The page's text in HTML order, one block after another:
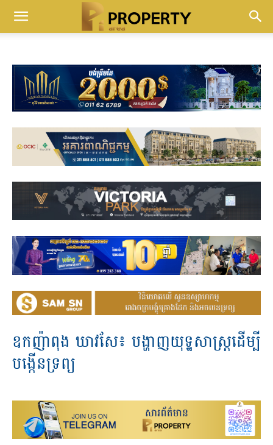
ឧកញ៉ា​ពុង ឃាវ​សែ៖ បង្ហាញ​យុ​ទ្ឋ​សាស្ត្រ​ដើម្បី​
បង្កើន​ទ្រព្យ